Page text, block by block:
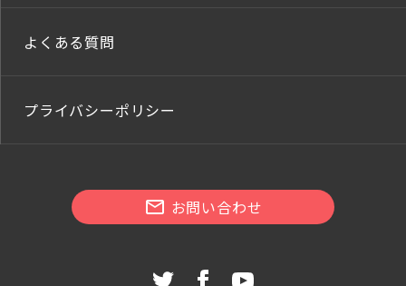
よくある質問
プライバシーポリシー
お問い合わせ